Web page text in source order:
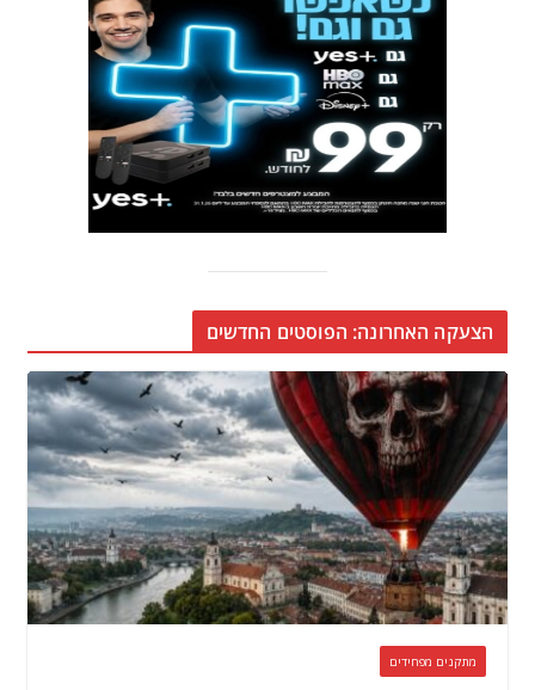
הצעקה האחרונה: הפוסטים החדשים
מתקנים מפחידים